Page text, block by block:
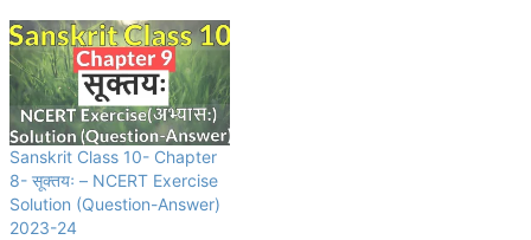
Sanskrit Class 10- Chapter
8- सूक्तयः – NCERT Exercise
Solution (Question-Answer)
2023-24